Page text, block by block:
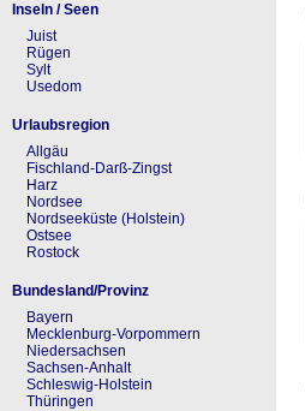
Inseln / Seen
Juist
Rügen
Sylt
Usedom
Urlaubsregion
Allgäu
Fischland-Darß-Zingst
Harz
Nordsee
Nordseeküste (Holstein)
Ostsee
Rostock
Bundesland/Provinz
Bayern
Mecklenburg-Vorpommern
Niedersachsen
Sachsen-Anhalt
Schleswig-Holstein
Thüringen